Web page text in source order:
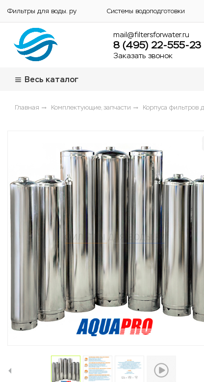
Фильтры для воды. ру Системы водоподготовки
mail@filtersforwater.ru
8 (495) 22-555-23
Заказать звонок
Весь каталог
Главная Комплектующие, запчасти Корпуса фильтров